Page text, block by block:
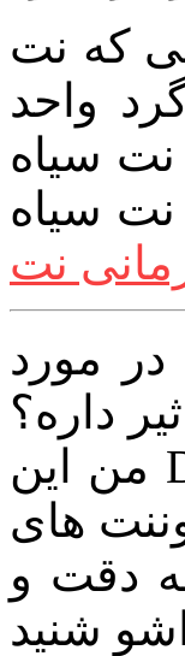
که نت
واحد
سیاه
نت سیاه
نت
در مورد DAC های Weiss از من سوال میکنن که آیا واقعاً
داره؟
من این DAC در شرایط نمایشگاهی شنیدم و قبلاً نظرمو در
های
دقت و